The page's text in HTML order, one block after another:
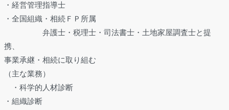
・経営管理指導士
・全国組織・相続ＦＰ所属
弁護士・税理士・司法書士・土地家屋調査士と提
携、
事業承継・相続に取り組む
（主な業務）
・科学的人材診断
・組織診断